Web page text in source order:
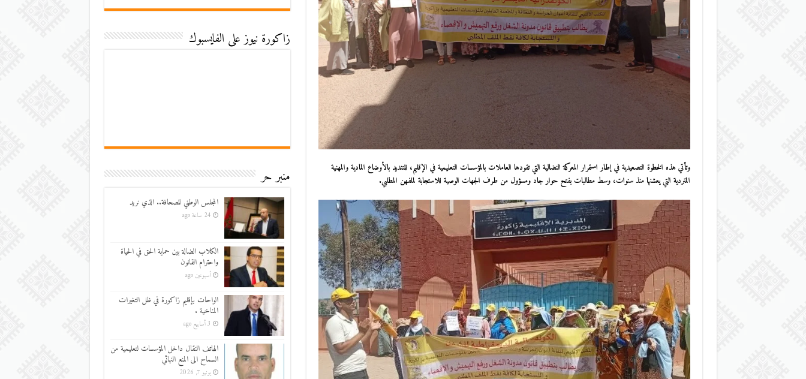
وتأتي هذه الخطوة التصعيدية في إطار استمرار المعركة النضالية التي تقودها العاملات بالمؤسسات التعليمية في الإقليم، للتنديد بالأوضاع المادية والمهنية
المتردية التي يعشنها منذ سنوات، وسط مطالبات بفتح حوار جاد ومسؤول من طرف الجهات الوصية للاستجابة لملفهن المطلبي.
زاكورة نيوز على الفايسبوك
منبر حر
المجلس الوطني للصحافة.. الذي نريد
24 ساعة ago
الكلاب الضالة بين حماية الحق في الحياة
واحترام القانون
أسبوعين ago
الواحات بإقليم زاكورة في ظل التغيرات
المناخية .
3 أسابيع ago
الهاتف النقال داخل المؤسسات لتعليمية من
السماح الى المنع النهائي
يونيو 7, 2026